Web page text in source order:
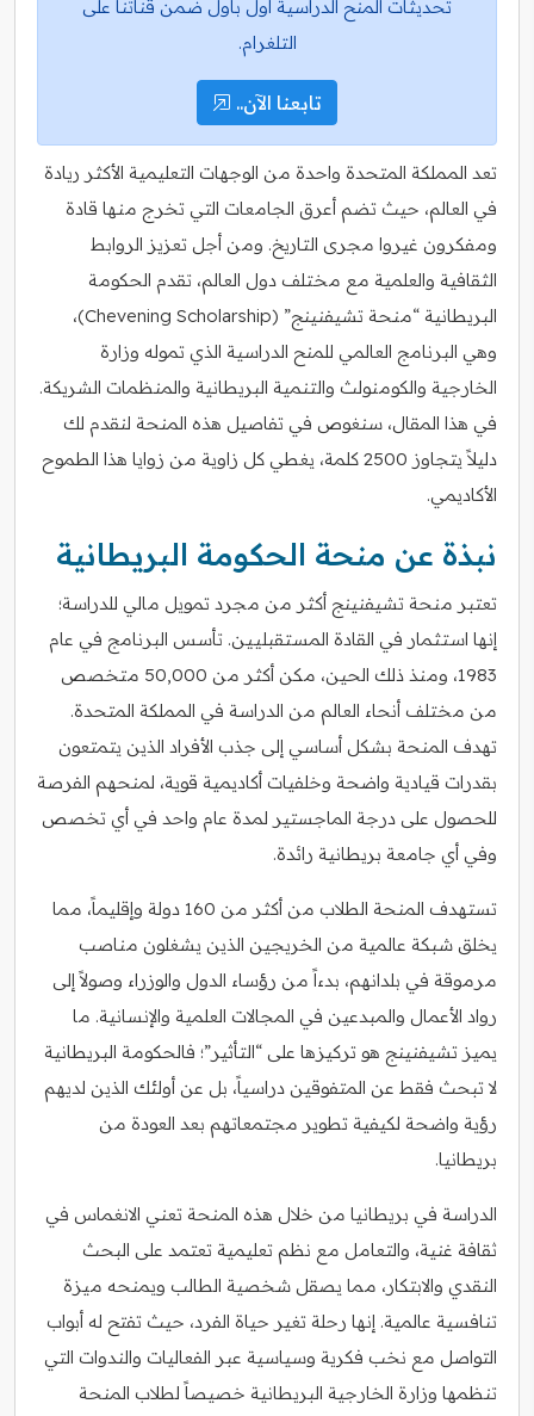
تحديثات المنح الدراسية أول بأول ضمن قناتنا على
التلغرام.
تابعنا الآن..
تعد المملكة المتحدة واحدة من الوجهات التعليمية الأكثر ريادة
في العالم، حيث تضم أعرق الجامعات التي تخرج منها قادة
ومفكرون غيروا مجرى التاريخ. ومن أجل تعزيز الروابط
الثقافية والعلمية مع مختلف دول العالم، تقدم الحكومة
البريطانية “منحة تشيفنينج” (Chevening Scholarship)،
وهي البرنامج العالمي للمنح الدراسية الذي تموله وزارة
الخارجية والكومنولث والتنمية البريطانية والمنظمات الشريكة.
في هذا المقال، سنغوص في تفاصيل هذه المنحة لنقدم لك
دليلاً يتجاوز 2500 كلمة، يغطي كل زاوية من زوايا هذا الطموح
الأكاديمي.
نبذة عن منحة الحكومة البريطانية
تعتبر منحة تشيفنينج أكثر من مجرد تمويل مالي للدراسة؛
إنها استثمار في القادة المستقبليين. تأسس البرنامج في عام
1983، ومنذ ذلك الحين، مكن أكثر من 50,000 متخصص
من مختلف أنحاء العالم من الدراسة في المملكة المتحدة.
تهدف المنحة بشكل أساسي إلى جذب الأفراد الذين يتمتعون
بقدرات قيادية واضحة وخلفيات أكاديمية قوية، لمنحهم الفرصة
للحصول على درجة الماجستير لمدة عام واحد في أي تخصص
وفي أي جامعة بريطانية رائدة.
تستهدف المنحة الطلاب من أكثر من 160 دولة وإقليماً، مما
يخلق شبكة عالمية من الخريجين الذين يشغلون مناصب
مرموقة في بلدانهم، بدءاً من رؤساء الدول والوزراء وصولاً إلى
رواد الأعمال والمبدعين في المجالات العلمية والإنسانية. ما
يميز تشيفنينج هو تركيزها على “التأثير”؛ فالحكومة البريطانية
لا تبحث فقط عن المتفوقين دراسياً، بل عن أولئك الذين لديهم
رؤية واضحة لكيفية تطوير مجتمعاتهم بعد العودة من
بريطانيا.
الدراسة في بريطانيا من خلال هذه المنحة تعني الانغماس في
ثقافة غنية، والتعامل مع نظم تعليمية تعتمد على البحث
النقدي والابتكار، مما يصقل شخصية الطالب ويمنحه ميزة
تنافسية عالمية. إنها رحلة تغير حياة الفرد، حيث تفتح له أبواب
التواصل مع نخب فكرية وسياسية عبر الفعاليات والندوات التي
تنظمها وزارة الخارجية البريطانية خصيصاً لطلاب المنحة